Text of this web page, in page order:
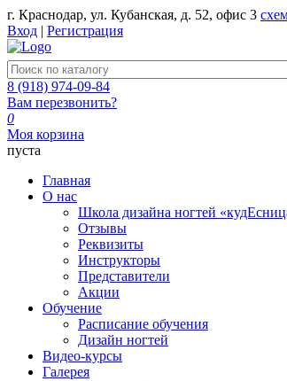
г. Краснодар, ул. Кубанская, д. 52, офис 3
Вход | Регистрация
8 (918) 974-09-84
Вам перезвонить?
0
Моя корзина
пуста
Главная
О нас
Школа дизайна ногтей
Отзывы
Реквизиты
Инструкторы
Представители
Акции
Обучение
Расписание обучения
Дизайн ногтей
Видео-курсы
Галерея